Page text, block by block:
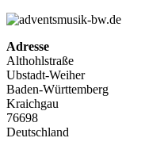
Adresse
Althohlstraße
Ubstadt-Weiher
Baden-Württemberg
Kraichgau
76698
Deutschland